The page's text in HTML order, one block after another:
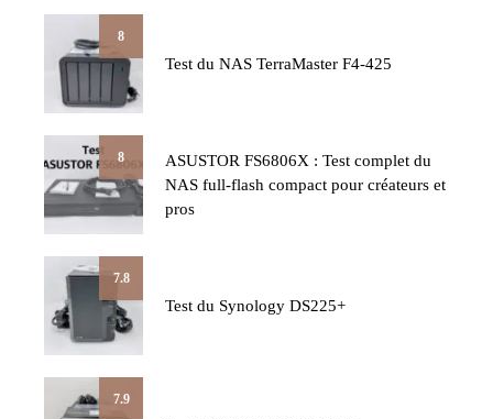
8
Test du NAS TerraMaster F4-425
8
ASUSTOR FS6806X : Test complet du
NAS full-flash compact pour créateurs et
pros
7.8
Test du Synology DS225+
7.9